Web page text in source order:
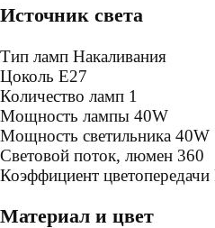
Источник света
Тип ламп Накаливания
Цоколь E27
Количество ламп 1
Мощность лампы 40W
Мощность светильника 40W
Световой поток, люмен 360
Коэффициент цветопередачи
Материал и цвет